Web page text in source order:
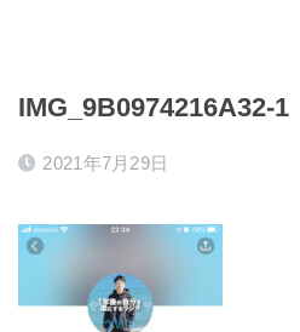
IMG_9B0974216A32-1
2021年7月29日